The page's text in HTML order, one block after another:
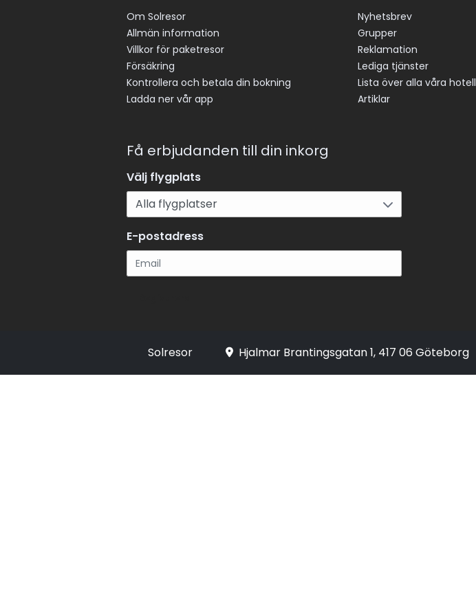
Om Solresor
Allmän information
Villkor för paketresor
Försäkring
Kontrollera och betala din bokning
Ladda ner vår app
Nyhetsbrev
Grupper
Reklamation
Lediga tjänster
Lista över alla våra hotell
Artiklar
Få erbjudanden till din inkorg
Välj flygplats
E-postadress
Solresor Hjalmar Brantingsgatan 1, 417 06 Göteborg